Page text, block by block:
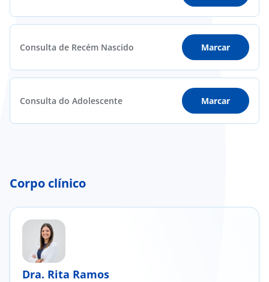
Consulta de Recém Nascido Marcar
Consulta do Adolescente Marcar
Corpo clínico
Dra. Rita Ramos